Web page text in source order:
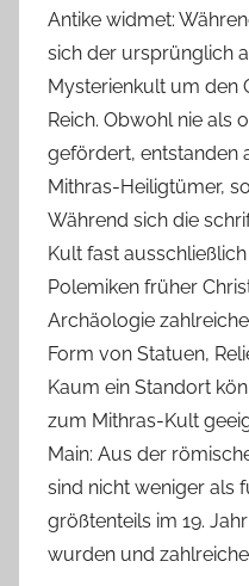
Antike widmet:
sich der ursprünglich
Mysterienkult um den
Reich. Obwohl nie als
gefördert, entstanden
Mithras-Heiligtümer,
Während sich die
Kult fast
Polemiken früher
Archäologie
Form von Statuen,
Kaum ein Standort
zum Mithras-Kult
Main: Aus der
sind nicht weniger als
größtenteils im 19.
wurden und